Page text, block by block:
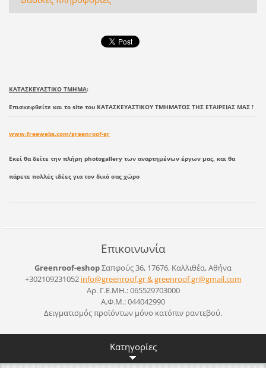
ΚΑΤΑΣΚΕΥΑΣΤΙΚΟ ΤΜΗΜΑ:
Επισκεφθείτε και το site του ΚΑΤΑΣΚΕΥΑΣΤΙΚΟΥ ΤΜΗΜΑΤΟΣ ΤΗΣ ΕΤΑΙΡΕΙΑΣ ΜΑΣ !
www.freewebs.com/greenroof-gr
Εκεί θα δείτε την πλήρη photogallery των αναρτημένων έργων μας, και θα
πάρετε πολλές ιδέες για τον δικό σας χώρο
Επικοινωνία
Greenroof-eshopΣαπφούς 36, 17676, Καλλιθέα, Αθήνα
+302109231052 info@greenroof.gr & greenroof.gr@gmail.com
Αρ. Γ.Ε.ΜΗ.: 065529703000
Α.Φ.Μ.: 044042990
Δειγματισμός προϊόντων μόνο κατόπιν ραντεβού.
Κατηγορίες